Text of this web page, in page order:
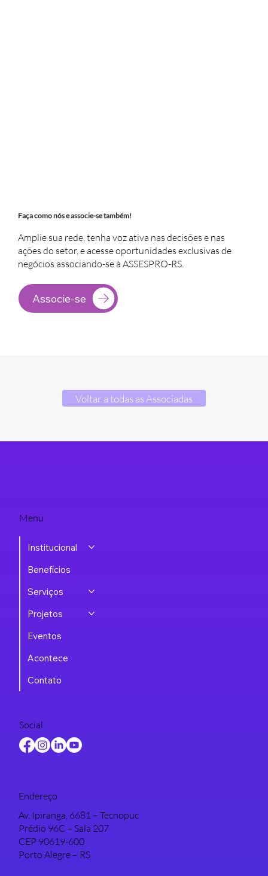
Voltar a todas as Associadas
Faça como nós e associe-se também!
Amplie sua rede, tenha voz ativa nas decisões e nas
ações do setor, e acesse oportunidades exclusivas de
negócios associando-se à ASSESPRO-RS.
Associe-se
Menu
Institucional
Benefícios
Serviços
Projetos
Eventos
Acontece
Contato
Social
Endereço
Av. Ipiranga, 6681 – Tecnopuc
Prédio 96C – Sala 207
CEP 90619-600
Porto Alegre – RS